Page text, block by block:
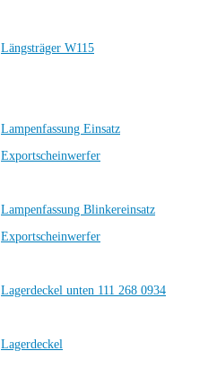
Längsträger W115
Lampenfassung Einsatz
Exportscheinwerfer
Lampenfassung Blinkereinsatz
Exportscheinwerfer
Lagerdeckel unten 111 268 0934
Lagerdeckel